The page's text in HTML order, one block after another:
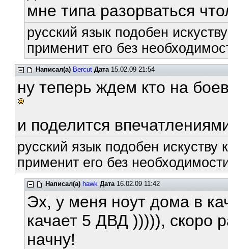
мне типа разорваться
русский язык подобен
применит его без
Написал(а) Bercut Дата15.02.09 21:54
ну теперь ждем кто на
и поделится
русский язык подобен
применит его без
Написал(а) hawk Дата16.02.09 11:42
Эх, у меня ноут дома в
качает 5 ДВД ))))), скоро
начну!